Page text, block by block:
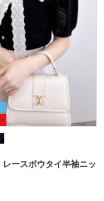
レースボウタイ半袖ニッ